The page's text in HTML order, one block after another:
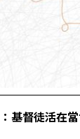
基督徒活在